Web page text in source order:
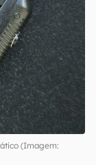
(Imagem: